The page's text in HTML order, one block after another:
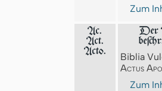
Zum
Ac.
Act.
Acto.
Der
Biblia
Actus
Zum